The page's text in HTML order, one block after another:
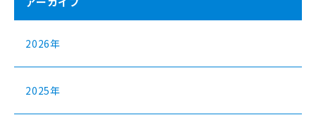
2026年
2025年